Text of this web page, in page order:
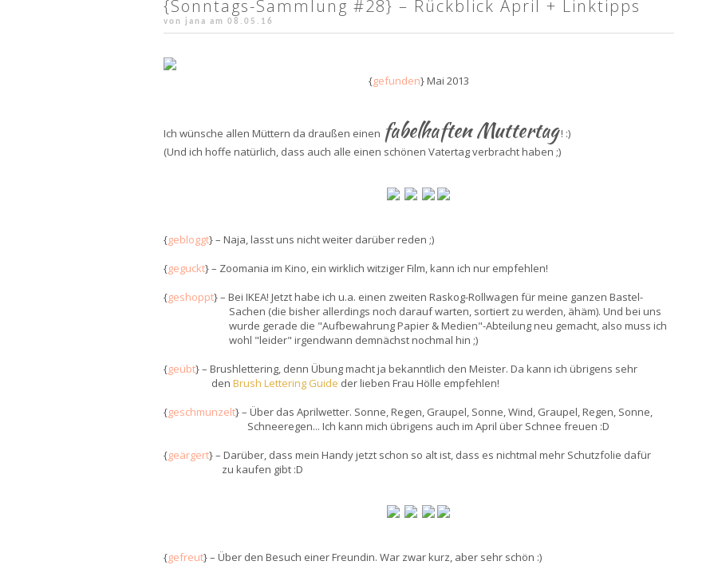
{Sonntags-Sammlung #28} – Rückblick April + Linktipps
von jana am 08.05.16
{gefunden} Mai 2013
Ich wünsche allen Müttern da draußen einen fabelhaften Muttertag! :)
(Und ich hoffe natürlich, dass auch alle einen schönen Vatertag verbracht haben ;)
{gebloggt} – Naja, lasst uns nicht weiter darüber reden ;)
{geguckt} – Zoomania im Kino, ein wirklich witziger Film, kann ich nur empfehlen!
{geshoppt} – Bei IKEA! Jetzt habe ich u.a. einen zweiten Raskog-Rollwagen für meine ganzen Bastel-
Sachen (die bisher allerdings noch darauf warten, sortiert zu werden, ähäm). Und bei uns
wurde gerade die "Aufbewahrung Papier & Medien"-Abteilung neu gemacht, also muss ich
wohl "leider" irgendwann demnächst nochmal hin ;)
{geübt} – Brushlettering, denn Übung macht ja bekanntlich den Meister. Da kann ich übrigens sehr
den Brush Lettering Guide der lieben Frau Hölle empfehlen!
{geschmunzelt} – Über das Aprilwetter. Sonne, Regen, Graupel, Sonne, Wind, Graupel, Regen, Sonne,
Schneeregen... Ich kann mich übrigens auch im April über Schnee freuen :D
{geärgert} – Darüber, dass mein Handy jetzt schon so alt ist, dass es nichtmal mehr Schutzfolie dafür
zu kaufen gibt :D
{gefreut} – Über den Besuch einer Freundin. War zwar kurz, aber sehr schön :)